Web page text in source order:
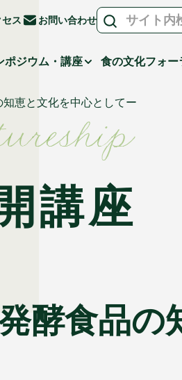
セス お問い合わせ
ポジウム・講座 食の文化フォー
恵と文化を中心としてー
講座
食品の